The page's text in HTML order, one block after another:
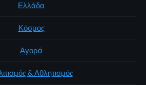
Ελλάδα
Κόσμος
Αγορά
& Αθλητισμός